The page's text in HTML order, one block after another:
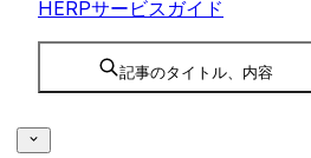
HERPサービスガイド
記事のタイトル、内容